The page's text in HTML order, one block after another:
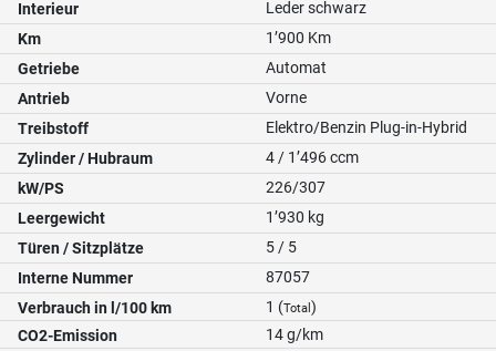
Interieur
Leder schwarz
Km
1’900 Km
Getriebe
Automat
Antrieb
Vorne
Treibstoff
Elektro/Benzin Plug-in-Hybrid
Zylinder / Hubraum
4 / 1’496 ccm
kW/PS
226/307
Leergewicht
1’930 kg
Türen / Sitzplätze
5 / 5
Interne Nummer
87057
Verbrauch in l/100 km
1 (Total )
CO2-Emission
14 g/km